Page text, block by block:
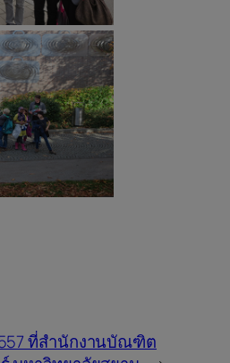
ที่สำนักงานบัณฑิต